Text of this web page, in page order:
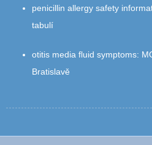
penicillin allergy safety
tabulí
otitis media fluid symptoms:
Bratislavě